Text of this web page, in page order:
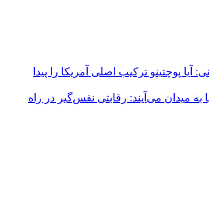
آیا پوچتینو ترکیب اصلی آمریکا را پیدا
به میدان می‌آیند: رقابتی نفس‌گیر در راه